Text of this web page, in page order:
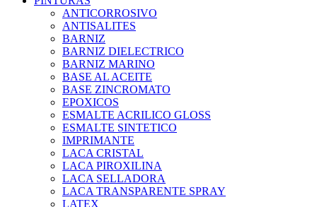
ANTICORROSIVO
ANTISALITES
BARNIZ
BARNIZ DIELECTRICO
BARNIZ MARINO
BASE AL ACEITE
BASE ZINCROMATO
EPOXICOS
ESMALTE ACRILICO GLOSS
ESMALTE SINTETICO
IMPRIMANTE
LACA CRISTAL
LACA PIROXILINA
LACA SELLADORA
LACA TRANSPARENTE SPRAY
LATEX